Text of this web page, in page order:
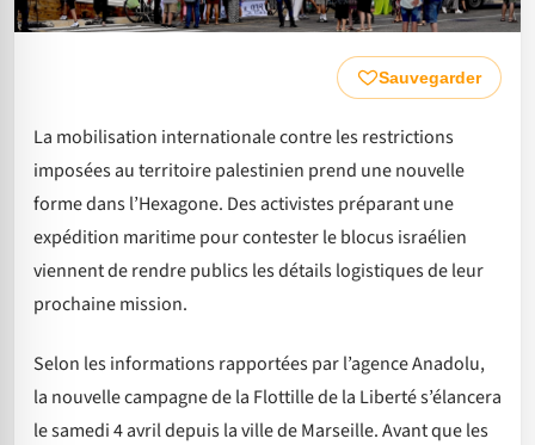
Sauvegarder
La mobilisation internationale contre les restrictions
imposées au territoire palestinien prend une nouvelle
forme dans l’Hexagone. Des activistes préparant une
expédition maritime pour contester le blocus israélien
viennent de rendre publics les détails logistiques de leur
prochaine mission.
Selon les informations rapportées par l’agence Anadolu,
la nouvelle campagne de la Flottille de la Liberté s’élancera
le samedi 4 avril depuis la ville de Marseille. Avant que les